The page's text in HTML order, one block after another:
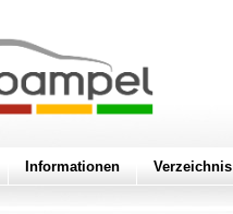
Informationen Verzeichnis